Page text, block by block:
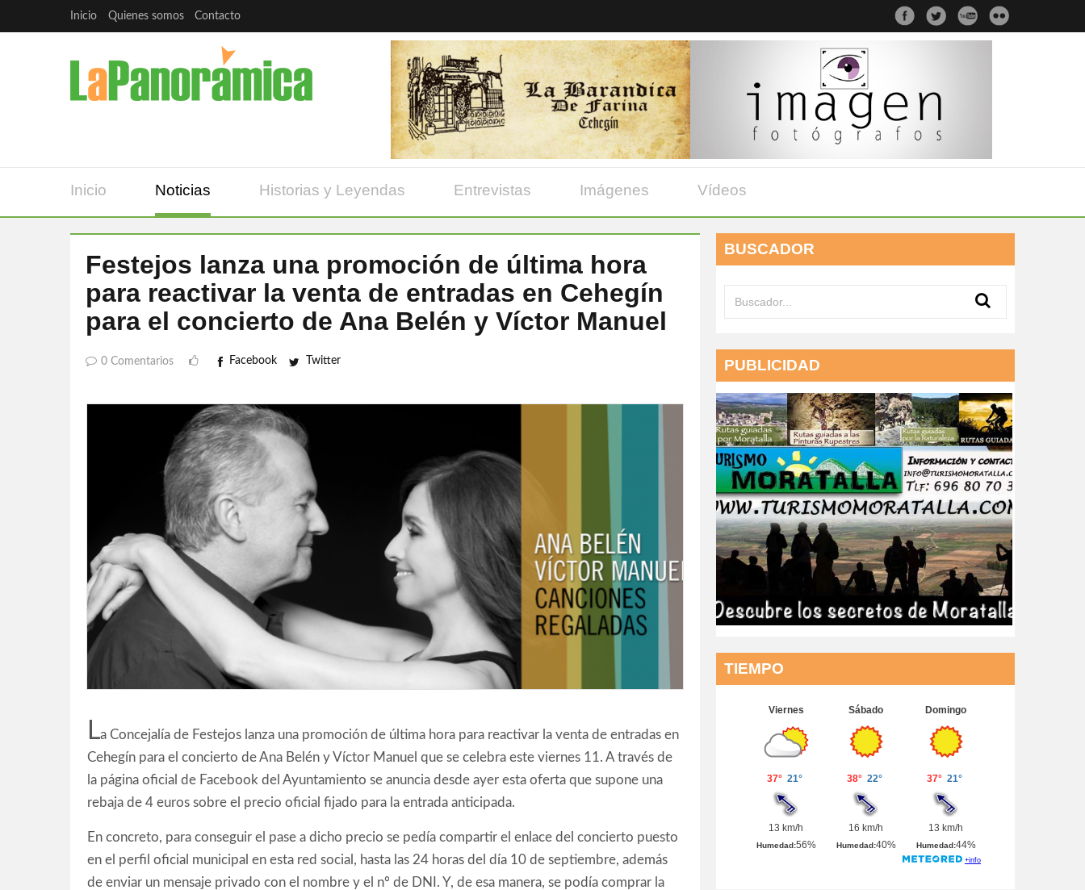
Inicio Quienes somos Contacto
Inicio Noticias Historias y Leyendas Entrevistas Imágenes Vídeos
Festejos lanza una promoción de última hora
para reactivar la venta de entradas en Cehegín
para el concierto de Ana Belén y Víctor Manuel
0 Comentarios Facebook Twitter
La Concejalía de Festejos lanza una promoción de última hora para reactivar la venta de entradas en
Cehegín para el concierto de Ana Belén y Víctor Manuel que se celebra este viernes 11. A través de
la página oficial de Facebook del Ayuntamiento se anuncia desde ayer esta oferta que supone una
rebaja de 4 euros sobre el precio oficial fijado para la entrada anticipada.
En concreto, para conseguir el pase a dicho precio se pedía compartir el enlace del concierto puesto
en el perfil oficial municipal en esta red social, hasta las 24 horas del día 10 de septiembre, además
de enviar un mensaje privado con el nombre y el nº de DNI. Y, de esa manera, se podía comprar la
BUSCADOR
PUBLICIDAD
TIEMPO